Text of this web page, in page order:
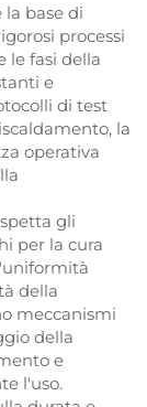
base di
processi
fasi della
e
di test
la
operativa
gli
per la cura
della
meccanismi
della
e
l'uso.